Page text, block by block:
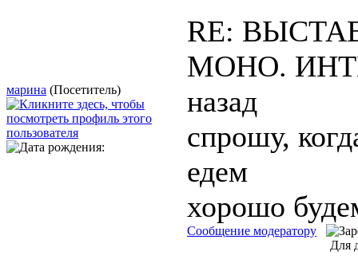
марина (Посетитель)
RE:
МОНО.
назад
спрошу,
едем
хорошо
Сообщение модератору
Для